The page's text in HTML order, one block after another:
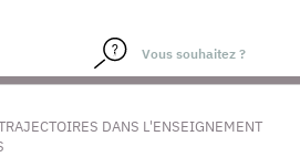
DANS L'ENSEIGNEMENT